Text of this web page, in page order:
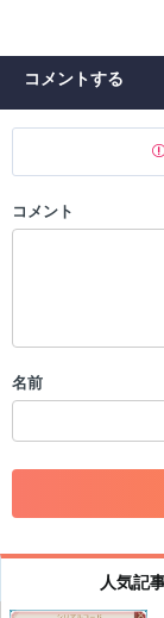
コメントする
以下の書き込みを
・一度削除され
・アカウントの
・各ゲームのネ
・その他、管理
だけますでしょ
コメントの削除
コメント
名前
人気記